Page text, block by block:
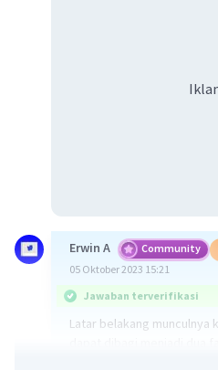
Erwin A Community
05 Oktober 2023 15:21
Jawaban terverifikasi
Latar belakang munculnya